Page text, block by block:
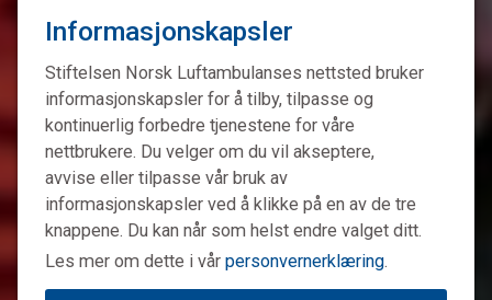
Informasjonskapsler
Stiftelsen Norsk Luftambulanses nettsted bruker
informasjonskapsler for å tilby, tilpasse og
kontinuerlig forbedre tjenestene for våre
nettbrukere. Du velger om du vil akseptere,
avvise eller tilpasse vår bruk av
informasjonskapsler ved å klikke på en av de tre
knappene. Du kan når som helst endre valget ditt.
Les mer om dette i vår personvernerklæring.